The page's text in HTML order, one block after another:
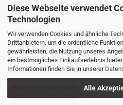
Diese Webseite verwendet
Technologien
Wir verwenden Cookies und ähnliche
Drittanbietern, um die ordentliche
gewährleisten, die Nutzung unseres
ein bestmögliches Einkaufserlebnis
Informationen finden Sie in unserer
Alle
Telefon: +49 2309 2776
Telefax: +49 2309 72297
mail@muehle-schlingemann.de
Öffnungszeiten:
Montag - Freitag von 8.00 Uhr - 13.00 Uhr
Samstag von 8.00 Uhr - 13.00 Uhr